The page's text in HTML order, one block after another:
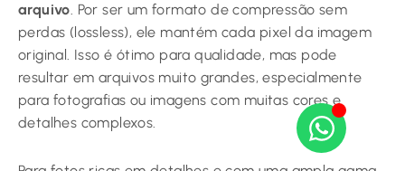
arquivo. Por ser um formato de compressão sem
perdas (lossless), ele mantém cada pixel da imagem
original. Isso é ótimo para qualidade, mas pode
resultar em arquivos muito grandes, especialmente
para fotografias ou imagens com muitas cores e
detalhes complexos.